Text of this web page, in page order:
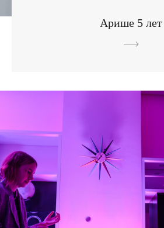
Арише 5 лет